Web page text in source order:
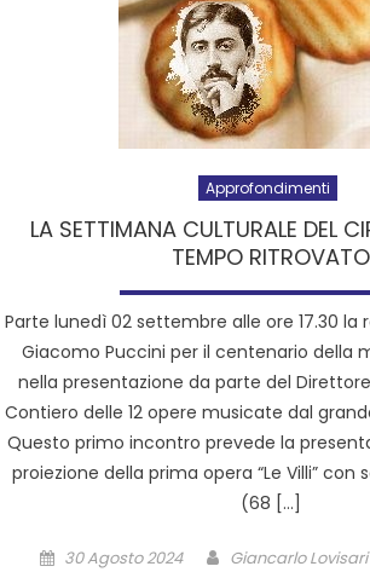
Approfondimenti
LA SETTIMANA CULTURALE DEL
TEMPO RITROVATO
Parte lunedì 02 settembre alle ore 17.30 la
Giacomo Puccini per il centenario della
nella presentazione da parte del
Contiero delle 12 opere musicate dal
Questo primo incontro prevede la
proiezione della prima opera “Le Villi”
(68 […]
30 Agosto 2024 Giancarlo Lovisari